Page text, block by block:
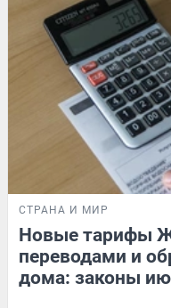
СТРАНА И МИР
Новые тарифы
переводами и
дома: законы